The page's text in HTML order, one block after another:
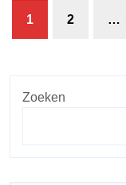
1 2 …
Zoeken